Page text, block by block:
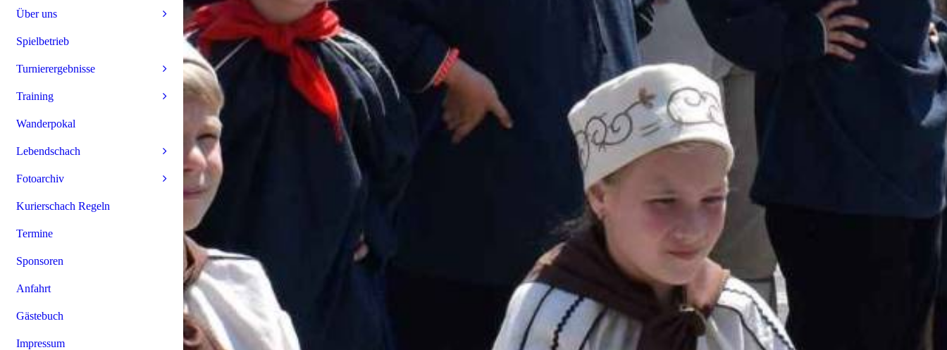
Über uns
Spielbetrieb
Turnierergebnisse
Training
Wanderpokal
Lebendschach
Fotoarchiv
Kurierschach Regeln
Termine
Sponsoren
Anfahrt
Gästebuch
Impressum